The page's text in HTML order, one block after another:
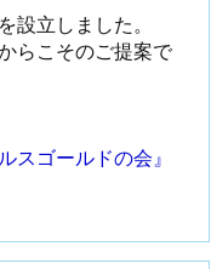
設立しました。
らこそのご提案で
スゴールドの会』